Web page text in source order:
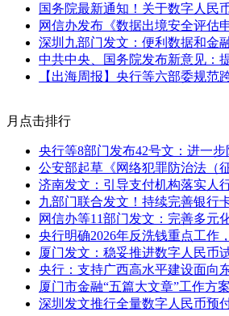
国务院最新通知！关于数字人民
网信办发布《数据出境安全评估
深圳九部门发文：便利数据和金
中共中央、国务院发布新意见：
【出海周报】央行等六部委规范
月点击排行
央行等8部门发布42号文：进一
公安部起草《网络犯罪防治法（
济南发文：引导支付机构落实人
九部门联合发文！持续完善银行
网信办等11部门发文：完善多元
央行明确2026年反洗钱重点工作
厦门发文：稳妥推进数字人民币
央行：支持广西高水平建设面向
厦门市金融“五篇大文章”工作方
深圳发文推行全量数字人民币预